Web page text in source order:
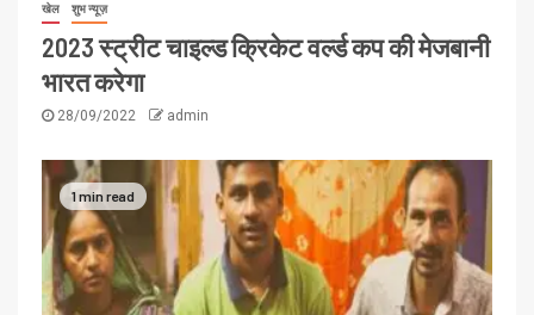
खेल शुभ न्यूज़
2023 स्ट्रीट चाइल्ड क्रिकेट वर्ल्ड कप की मेजबानी
भारत करेगा
28/09/2022 admin
1 min read